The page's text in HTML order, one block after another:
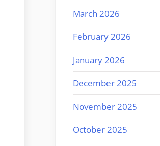
March 2026
February 2026
January 2026
December 2025
November 2025
October 2025